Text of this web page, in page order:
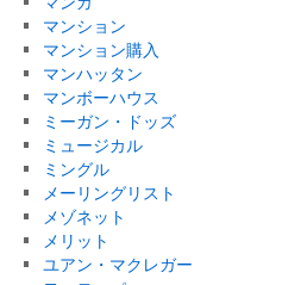
マンション
マンション購入
マンハッタン
マンボーハウス
ミーガン・ドッズ
ミュージカル
ミングル
メーリングリスト
メゾネット
メリット
ユアン・マクレガー